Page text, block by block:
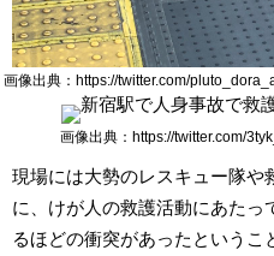
画像出典：https://twitter.com/
画像出典：https://twitter.com/
現場には大勢のレスキュー隊や
に、けが人の救護活動にあたっ
るほどの衝突があったという